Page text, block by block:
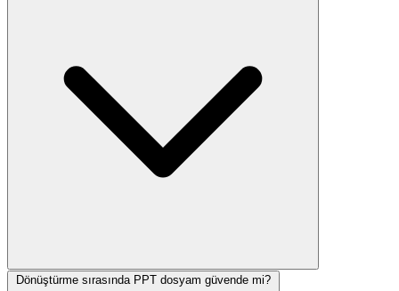
Dönüştürme sırasında PPT dosyam güvende mi?